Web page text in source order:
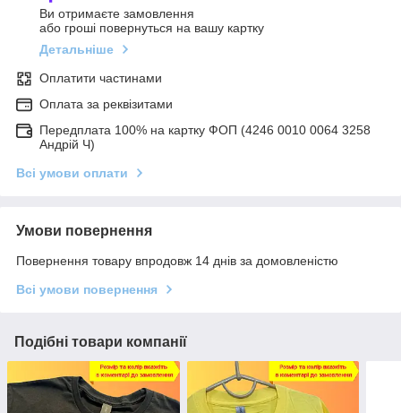
Ви отримаєте замовлення
або гроші повернуться на вашу картку
Детальніше
Оплатити частинами
Оплата за реквізитами
Передплата 100% на картку ФОП (4246 0010 0064 3258
Андрій Ч)
Всі умови оплати
Умови повернення
Повернення товару впродовж 14 днів за домовленістю
Всі умови повернення
Подібні товари компанії